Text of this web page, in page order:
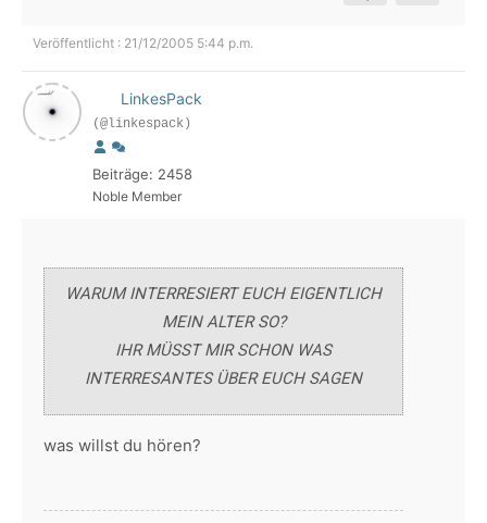
Veröffentlicht : 21/12/2005 5:44 p.m.
LinkesPack
(@linkespack)
Beiträge: 2458
Noble Member
WARUM INTERRESIERT EUCH EIGENTLICH
MEIN ALTER SO?
IHR MÜSST MIR SCHON WAS
INTERRESANTES ÜBER EUCH SAGEN
was willst du hören?